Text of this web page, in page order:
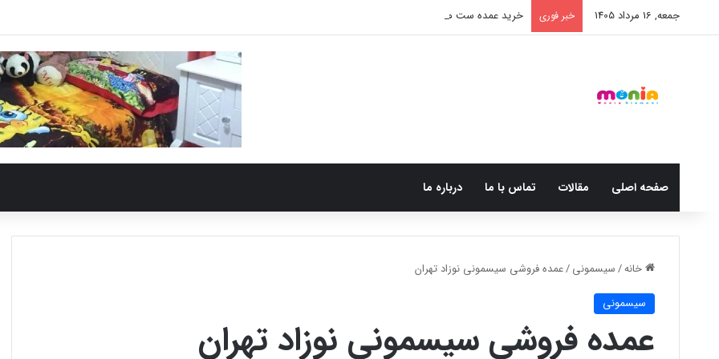
جمعه, 16 مرداد 1405 خبر فوری خرید عمده ست مانیکور نوزاد خارجی
صفحه اصلی مقالات تماس با ما درباره ما
خانه/ سیسمونی/عمده فروشی سیسمونی نوزاد تهران
سیسمونی
عمده فروشی سیسمونی نوزاد تهران